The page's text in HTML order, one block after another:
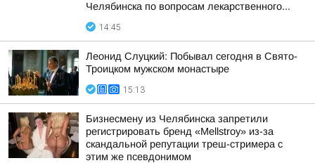
Челябинска по вопросам лекарственного...
14:45
Леонид Слуцкий: Побывал сегодня в Свято-
Троицком мужском монастыре
15:13
Бизнесмену из Челябинска запретили
регистрировать бренд «Mellstroy» из-за
скандальной репутации треш-стримера с
этим же псевдонимом